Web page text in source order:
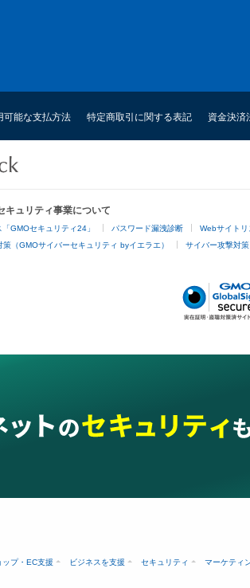
可能な支払方法 特定商取引に関する表記 資金決済
キュリティ事業について
GMOセキュリティ24」 パスワード漏洩診断 Webサイト
（GMOサイバーセキュリティ byイエラエ） サイバー攻撃対
ップ・EC支援 ビジネスを支援 セキュリティ マーケティ